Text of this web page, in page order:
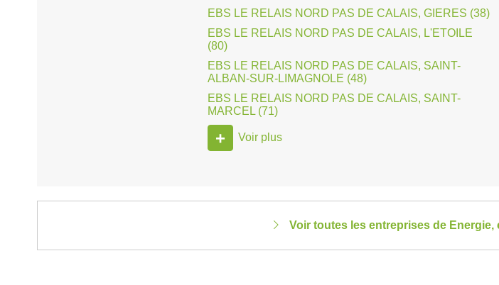
EBS LE RELAIS NORD PAS DE CALAIS, GIERES (38)
EBS LE RELAIS NORD PAS DE CALAIS, L'ETOILE
(80)
EBS LE RELAIS NORD PAS DE CALAIS, SAINT-
ALBAN-SUR-LIMAGNOLE (48)
EBS LE RELAIS NORD PAS DE CALAIS, SAINT-
MARCEL (71)
+ Voir plus
Voir toutes les entreprises de